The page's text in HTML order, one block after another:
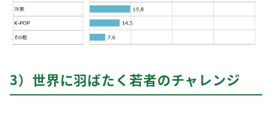
3）世界に羽ばたく若者のチャレンジ